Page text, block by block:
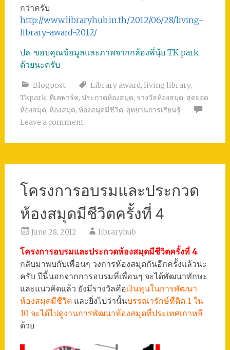
กว่าครับ
http://www.libraryhub.in.th/2012/06/28/living-
library-award-2012/
ปล. ขอบคุณข้อมูลและภาพจากกล้องพี่นุ้ย TK park
ด้วยนะครับ
Blogpost Library award, living library,
Tkpark, ทีเคพาร์ค, ประกวดห้องสมุด, รางวัลห้องสมุด, สุดยอด
ห้องสมุด, ห้องสมุด, ห้องสมุดมีชีวิต, อุทยานการเรียนรู้
Leave a comment
โครงการอบรมและประกวด
ห้องสมุดมีชีวิตครั้งที่ 4
June 28, 2012 libraryhub
โครงการอบรมและประกวดห้องสมุดมีชีวิตครั้งที่ 4
กลับมาพบกับเพื่อนๆ วงการห้องสมุดกันอีกครั้งแล้วนะ
ครับ ปีนี้นอกจากการอบรมที่เพื่อนๆ จะได้พัฒนาทักษะ
และแนวคิดแล้ว ยังมีรางวัลคือเงินทุนในการพัฒนา
ห้องสมุดมีชีวิตและยิ่งไปว่านั้นบรรณารักษ์ที่ติด 1 ใน
10 จะได้ไปดูงานการพัฒนาห้องสมุดที่ประเทศเกาหลี
ด้วย